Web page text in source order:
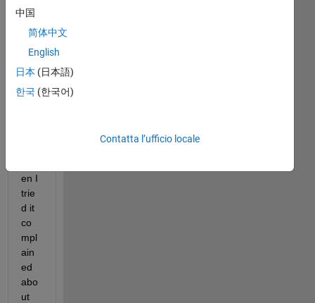
plot
with
fsur
en I
trie
d it
co
mpl
ain
ed
abo
ut
中国
简体中文
English
日本 (日本語)
한국 (한국어)
Contatta l’ufficio locale